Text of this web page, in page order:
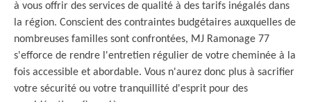
à vous offrir des services de qualité à des tarifs inégalés dans
la région. Conscient des contraintes budgétaires auxquelles de
nombreuses familles sont confrontées, MJ Ramonage 77
s'efforce de rendre l'entretien régulier de votre cheminée à la
fois accessible et abordable. Vous n'aurez donc plus à sacrifier
votre sécurité ou votre tranquillité d'esprit pour des